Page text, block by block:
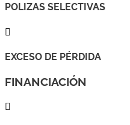
POLIZAS SELECTIVAS

EXCESO DE PÉRDIDA
FINANCIACIÓN
